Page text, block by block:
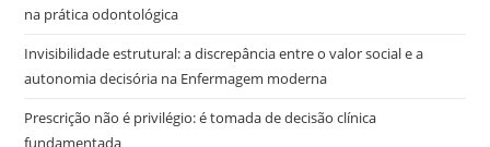
na prática odontológica
Invisibilidade estrutural: a discrepância entre o valor social e a
autonomia decisória na Enfermagem moderna
Prescrição não é privilégio: é tomada de decisão clínica
fundamentada